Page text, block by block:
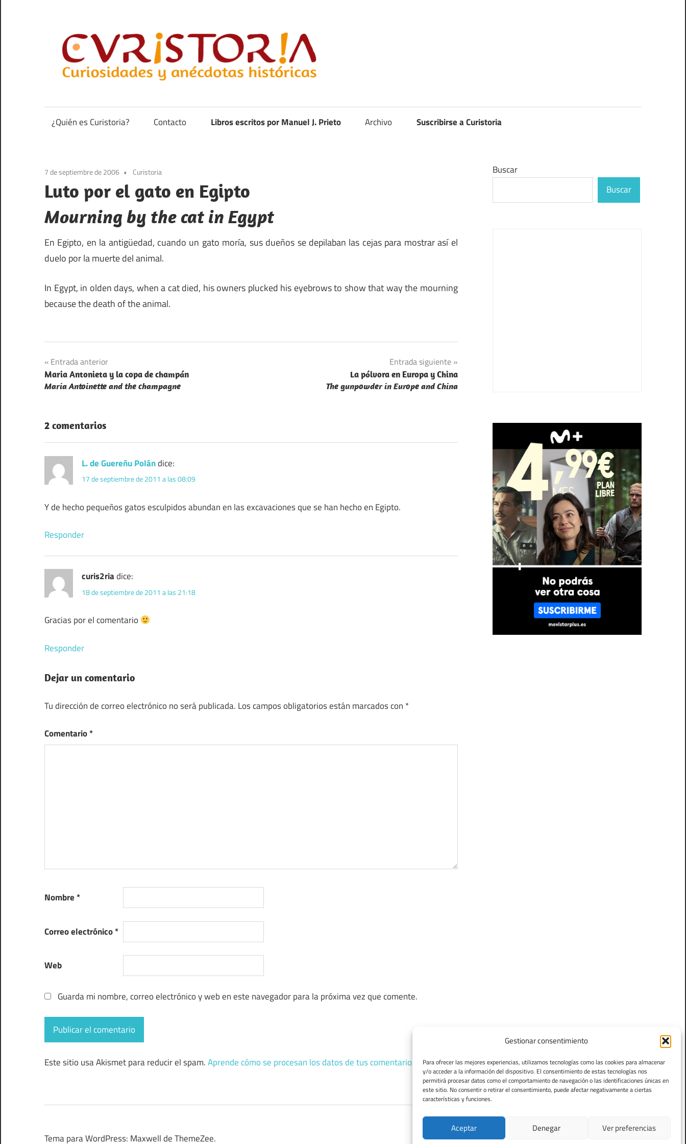
Gestionar consentimiento
Para ofrecer las mejores experiencias, utilizamos tecnologías como las cookies para almacenar
y/o acceder a la información del dispositivo. El consentimiento de estas tecnologías nos
permitirá procesar datos como el comportamiento de navegación o las identificaciones únicas en
este sitio. No consentir o retirar el consentimiento, puede afectar negativamente a ciertas
características y funciones.
Aceptar Denegar Ver preferencias
contenido
anécdotas
de
¿Quién es Curistoria? Contacto Libros escritos por Manuel J. Prieto Archivo Suscribirse a Curistoria
7 de septiembre de 2006 Curistoria
Luto por el gato en Egipto
Mourning by the cat in Egypt
En Egipto, en la antigüedad, cuando un gato moría, sus dueños se depilaban las cejas para mostrar así el
duelo por la muerte del animal.
In Egypt, in olden days, when a cat died, his owners plucked his eyebrows to show that way the mourning
because the death of the animal.
Navegación
de
Entrada anterior
Maria Antonieta y la copa de champán
Maria Antoinette and the champagne
Entrada siguiente
La pólvora en Europa y China
The gunpowder in Europe and China
2 comentarios
L. de Guereñu Polándice:
17 de septiembre de 2011 a las 08:09
Y de hecho pequeños gatos esculpidos abundan en las excavaciones que se han hecho en Egipto.
Responder
curis2riadice:
18 de septiembre de 2011 a las 21:18
Gracias por el comentario
Responder
Dejar un comentario
Tu dirección de correo electrónico no será publicada. Los campos obligatorios están marcados con *
Comentario*
Nombre *
Correo electrónico*
Web
Guarda mi nombre, correo electrónico y web en este navegador para la próxima vez que comente.
Este sitio usa Akismet para reducir el spam.Aprende cómo se procesan los datos de tus comentarios.
Buscar
Buscar
Tema para WordPress: Maxwell de ThemeZee.